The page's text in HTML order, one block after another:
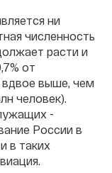
ни
численность
расти и
от
вдвое выше, чем
человек).
-
России в
в таких